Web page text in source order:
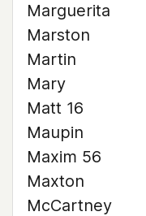
Marguerita
Marston
Martin
Mary
Matt 16
Maupin
Maxim 56
Maxton
McCartney